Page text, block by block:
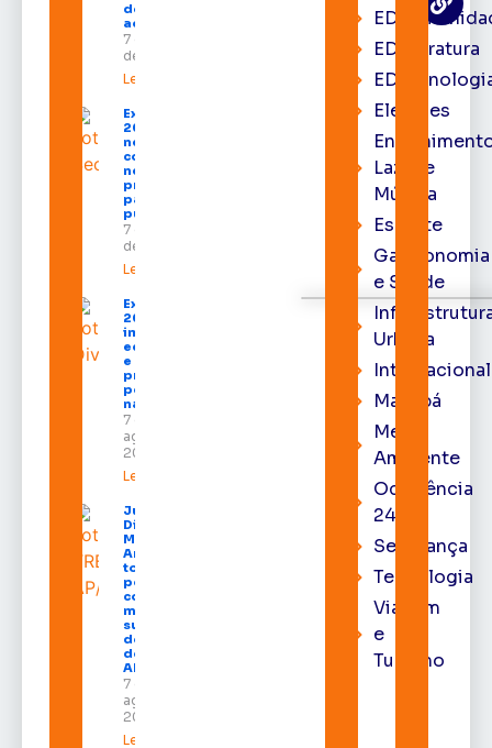
destinados
ao Amapá
7 de agosto
de 2026
Leia mais »
Expofeira
2026 começa
neste sábado
com shows,
negócios e
programação
para todos os
públicos
7 de agosto
de 2026
Leia mais »
Expofeira
2026
impulsiona
economia
e aumenta
procura
por hotéis
na capital
7 de
agosto de
2026
Leia mais »
Juiz
Diego
Moura de
Araújo
toma
posse
como
membro
substituto
do Pleno
do TRE-
AP
7 de
agosto de
2026
Leia mais »
EDliteratura
Eleições
Lazer e
Música
Esporte
Gastronomia
e Saúde
Urbana
Internacional
Macapá
Meio
Ambiente
Ocorrência
24h
Segurança
Tecnologia
Viagem
e
Turismo